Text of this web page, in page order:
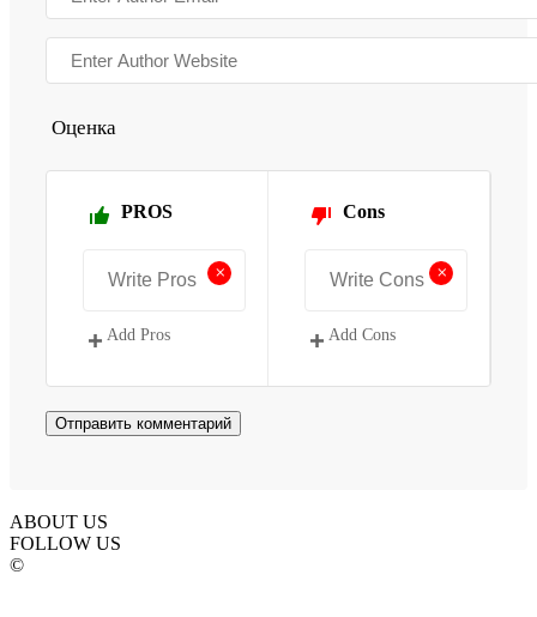
Оценка
PROS
+
Add Pros
Cons
+
Add Cons
ABOUT US
FOLLOW US
©